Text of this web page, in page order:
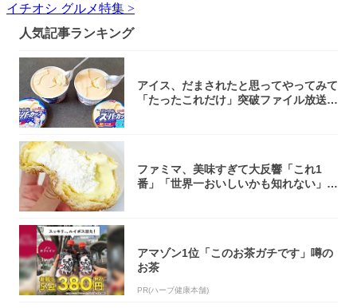
イチオシ グルメ特集 >
人気記事ランキング
アイス、だまされたと思ってやってみて
「たったこれだけ」突破ファイル放送で
ファミマ、美味すぎて大反響「これ1
番」「世界一おいしいかも知れない」
アマゾン1位「このお茶ガチです」噂の
お茶
PR(ハーブ健康本舗)